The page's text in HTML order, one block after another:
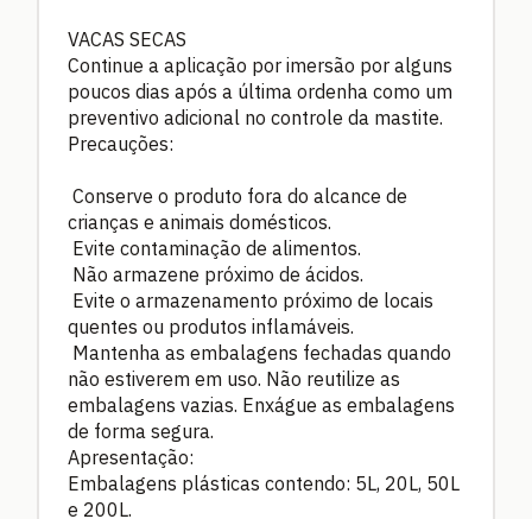
VACAS SECAS
Continue a aplicação por imersão por alguns
poucos dias após a última ordenha como um
preventivo adicional no controle da mastite.
Precauções:
Conserve o produto fora do alcance de
crianças e animais domésticos.
Evite contaminação de alimentos.
Não armazene próximo de ácidos.
Evite o armazenamento próximo de locais
quentes ou produtos inflamáveis.
Mantenha as embalagens fechadas quando
não estiverem em uso. Não reutilize as
embalagens vazias. Enxágue as embalagens
de forma segura.
Apresentação:
Embalagens plásticas contendo: 5L, 20L, 50L
e 200L.